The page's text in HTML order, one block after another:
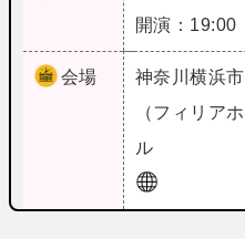
開演：19:00
会場 神奈川横浜
（フィリア
ル